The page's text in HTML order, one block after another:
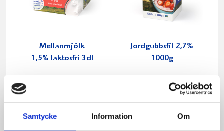
Samtycke Information Om
Mellanmjölk
1,5% laktosfri 3dl
Jordgubbsfil 2,7%
1000g